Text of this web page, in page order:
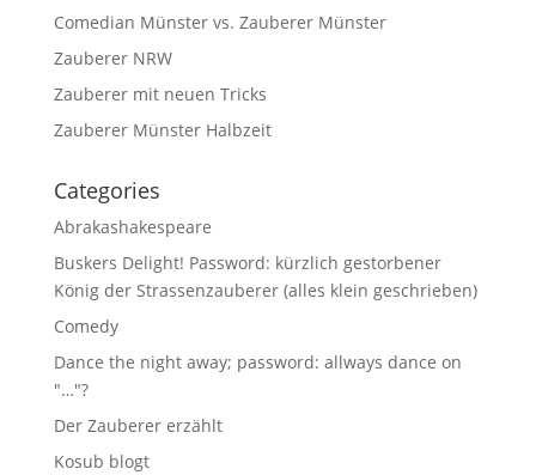
Comedian Münster vs. Zauberer Münster
Zauberer NRW
Zauberer mit neuen Tricks
Zauberer Münster Halbzeit
Categories
Abrakashakespeare
Buskers Delight! Password: kürzlich gestorbener
König der Strassenzauberer (alles klein geschrieben)
Comedy
Dance the night away; password: allways dance on
"…"?
Der Zauberer erzählt
Kosub blogt